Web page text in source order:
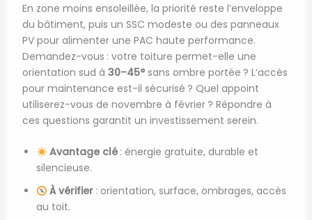
En zone moins ensoleillée, la priorité reste l’enveloppe
du bâtiment, puis un SSC modeste ou des panneaux
PV pour alimenter une PAC haute performance.
Demandez-vous : votre toiture permet-elle une
orientation sud à 30–45°sans ombre portée ? L’accès
pour maintenance est-il sécurisé ? Quel appoint
utiliserez-vous de novembre à février ? Répondre à
ces questions garantit un investissement serein.
Avantage clé : énergie gratuite, durable et
silencieuse.
À vérifier : orientation, surface, ombrages, accès
au toit.